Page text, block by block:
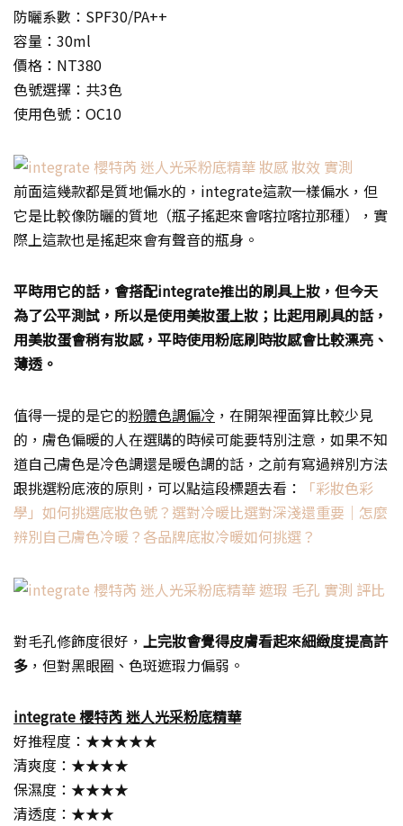
防曬系數：SPF30/PA++
容量：30ml
價格：NT380
色號選擇：共3色
使用色號：OC10
前面這幾款都是質地偏水的，integrate這款一樣偏水，但
它是比較像防曬的質地（瓶子搖起來會喀拉喀拉那種），實
際上這款也是搖起來會有聲音的瓶身。
平時用它的話，會搭配integrate推出的刷具上妝，但今天
為了公平測試，所以是使用美妝蛋上妝；比起用刷具的話，
用美妝蛋會稍有妝感，平時使用粉底刷時妝感會比較漂亮、
薄透。
值得一提的是它的粉體色調偏冷 ，在開架裡面算比較少見
的，膚色偏暖的人在選購的時候可能要特別注意，如果不知
道自己膚色是冷色調還是暖色調的話，之前有寫過辨別方法
跟挑選粉底液的原則，可以點這段標題去看：
「彩妝色彩
學」如何挑選底妝色號？選對冷暖比選對深淺還重要｜怎麼
辨別自己膚色冷暖？各品牌底妝冷暖如何挑選？
對毛孔修飾度很好， 上完妝會覺得皮膚看起來細緻度提高許
多 ，但對黑眼圈、色斑遮瑕力偏弱。
integrate 櫻特芮 迷人光采粉底精華
好推程度：★★★★★
清爽度：★★★★
保濕度：★★★★
清透度：★★★